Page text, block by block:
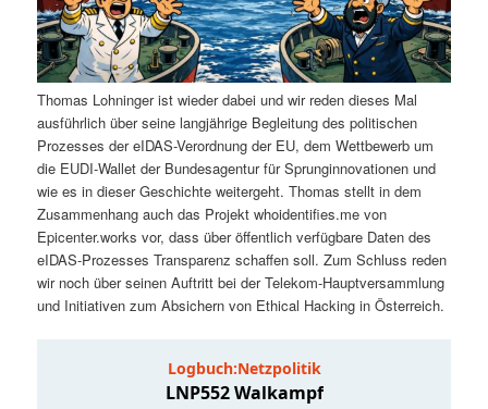
I
n
h
a
l
t
s
e
n
I
n
h
a
Thomas Lohninger ist wieder dabei und wir reden dieses Mal
ausführlich über seine langjährige Begleitung des politischen
Prozesses der eIDAS-Verordnung der EU, dem Wettbewerb um
die EUDI-Wallet der Bundesagentur für Sprunginnovationen und
wie es in dieser Geschichte weitergeht. Thomas stellt in dem
Zusammenhang auch das Projekt whoidentifies.me von
Epicenter.works vor, dass über öffentlich verfügbare Daten des
eIDAS-Prozesses Transparenz schaffen soll. Zum Schluss reden
wir noch über seinen Auftritt bei der Telekom-Hauptversammlung
und Initiativen zum Absichern von Ethical Hacking in Österreich.